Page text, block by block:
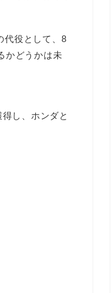
代役として、8
かどうかは未
し、ホンダと